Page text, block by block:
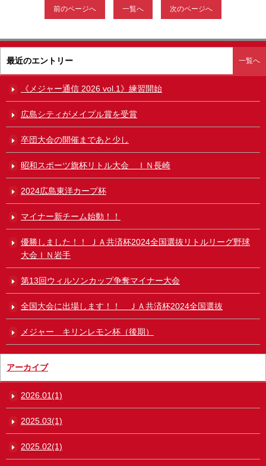
前のページへ 一覧へ 次のページへ
最近のエントリー 一覧へ
《メジャー通信 2026 vol.1》練習開始
広島シティがメイプル賞を受賞
卒団大会の開催まであと少し
昭和スポーツ旗杯リトル大会 ＩＮ長崎
2024広島東洋カープ杯
マイナー新チーム始動！！
優勝しました！！ ＪＡ共済杯2024全国選抜リトルリーグ野球
大会ＩＮ岩手
第13回ウィルソンカップ争奪マイナー大会
全国大会に出場します！！ ＪＡ共済杯2024全国選抜
メジャー キリンレモン杯（後期）
アーカイブ
2026.01(1)
2025.03(1)
2025.02(1)